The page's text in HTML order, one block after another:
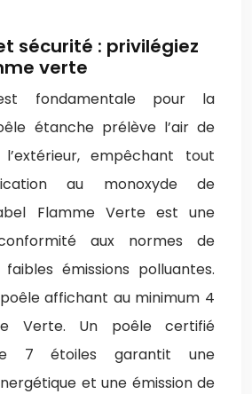
sécurité : privilégiez
verte
est fondamentale pour la
étanche prélève l’air de
empêchant tout
au monoxyde de
Flamme Verte est une
aux normes de
émissions polluantes.
affichant au minimum 4
Verte. Un poêle certifié
7 étoiles garantit une
et une émission de